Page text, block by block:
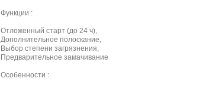
Функции :
Отложенный старт (до 24 ч),
Дополнительное полоскание,
Выбор степени загрязнения,
Предварительное замачивание
Особенности :